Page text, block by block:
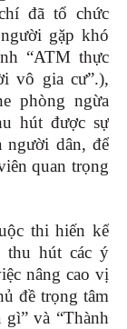
đã tổ chức
gặp khó
“ATM thực
vô gia cư”.),
phòng ngừa
hút được sự
người dân, để
quan trọng
thi hiến kế
thu hút các ý
nâng cao vị
đề trọng tâm
và “Thành